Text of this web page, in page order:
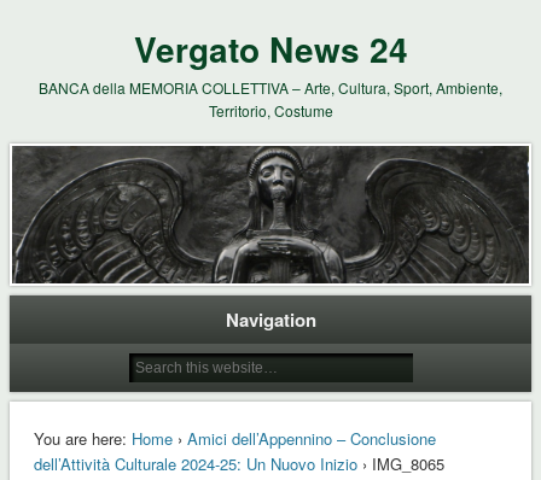
Vergato News 24
BANCA della MEMORIA COLLETTIVA – Arte, Cultura, Sport, Ambiente,
Territorio, Costume
Navigation
You are here: Home› Amici dell’Appennino – Conclusione
dell’Attività Culturale 2024-25: Un Nuovo Inizio› IMG_8065